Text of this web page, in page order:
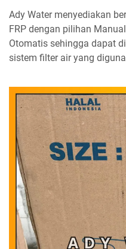
Ady Water menyediakan
FRP dengan pilihan
Otomatis sehingga dapat
sistem filter air yang